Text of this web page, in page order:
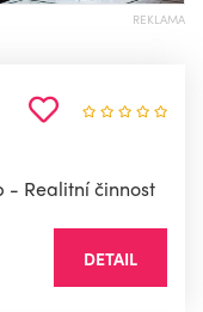
REKLAMA
- Realitní činnost
DETAIL